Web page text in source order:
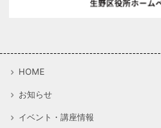
HOME
お知らせ
イベント・講座情報